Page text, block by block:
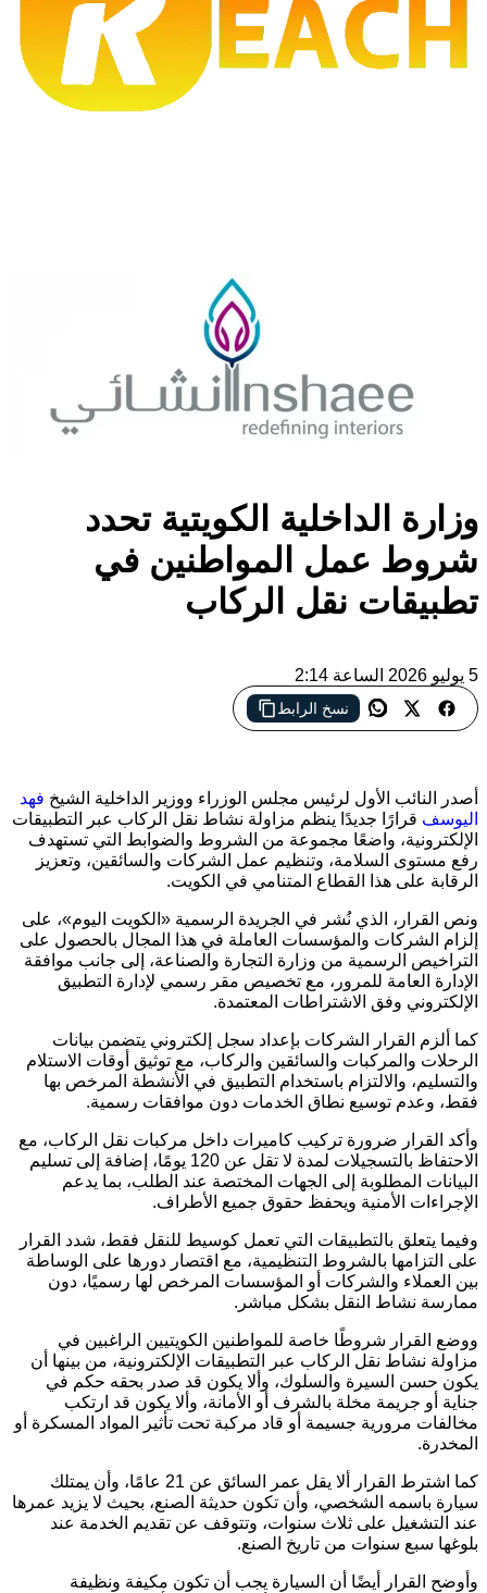
وزارة الداخلية الكويتية تحدد
شروط عمل المواطنين في
تطبيقات نقل الركاب
5 يوليو 2026 الساعة 2:14
نسخ الرابط
الكويت تعتمد ضوابط جديدة لتنظيم نقل الركاب عبر التطبيقات
الإلكترونية، تشمل شروطًا للمواطنين والشركات لضمان السلامة
أصدر النائب الأول لرئيس مجلس الوزراء ووزير الداخلية الشيخ فهد
اليوسف قرارًا جديدًا ينظم مزاولة نشاط نقل الركاب عبر التطبيقات
الإلكترونية، واضعًا مجموعة من الشروط والضوابط التي تستهدف
رفع مستوى السلامة، وتنظيم عمل الشركات والسائقين، وتعزيز
الرقابة على هذا القطاع المتنامي في الكويت.
ونص القرار، الذي نُشر في الجريدة الرسمية «الكويت اليوم»، على
إلزام الشركات والمؤسسات العاملة في هذا المجال بالحصول على
التراخيص الرسمية من وزارة التجارة والصناعة، إلى جانب موافقة
الإدارة العامة للمرور، مع تخصيص مقر رسمي لإدارة التطبيق
الإلكتروني وفق الاشتراطات المعتمدة.
كما ألزم القرار الشركات بإعداد سجل إلكتروني يتضمن بيانات
الرحلات والمركبات والسائقين والركاب، مع توثيق أوقات الاستلام
والتسليم، والالتزام باستخدام التطبيق في الأنشطة المرخص بها
فقط، وعدم توسيع نطاق الخدمات دون موافقات رسمية.
وأكد القرار ضرورة تركيب كاميرات داخل مركبات نقل الركاب، مع
الاحتفاظ بالتسجيلات لمدة لا تقل عن 120 يومًا، إضافة إلى تسليم
البيانات المطلوبة إلى الجهات المختصة عند الطلب، بما يدعم
الإجراءات الأمنية ويحفظ حقوق جميع الأطراف.
وفيما يتعلق بالتطبيقات التي تعمل كوسيط للنقل فقط، شدد القرار
على التزامها بالشروط التنظيمية، مع اقتصار دورها على الوساطة
بين العملاء والشركات أو المؤسسات المرخص لها رسميًا، دون
ممارسة نشاط النقل بشكل مباشر.
ووضع القرار شروطًا خاصة للمواطنين الكويتيين الراغبين في
مزاولة نشاط نقل الركاب عبر التطبيقات الإلكترونية، من بينها أن
يكون حسن السيرة والسلوك، وألا يكون قد صدر بحقه حكم في
جناية أو جريمة مخلة بالشرف أو الأمانة، وألا يكون قد ارتكب
مخالفات مرورية جسيمة أو قاد مركبة تحت تأثير المواد المسكرة أو
المخدرة.
كما اشترط القرار ألا يقل عمر السائق عن 21 عامًا، وأن يمتلك
سيارة باسمه الشخصي، وأن تكون حديثة الصنع، بحيث لا يزيد عمرها
عند التشغيل على ثلاث سنوات، وتتوقف عن تقديم الخدمة عند
بلوغها سبع سنوات من تاريخ الصنع.
وأوضح القرار أيضًا أن السيارة يجب أن تكون مكيفة ونظيفة